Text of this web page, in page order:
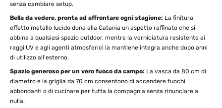
senza cambiare setup.
Bella da vedere, pronta ad affrontare ogni stagione: La finitura
effetto metallo lucido dona alla Catania un aspetto raffinato che si
abbina a qualsiasi spazio outdoor, mentre la verniciatura resistente ai
raggi UV e agli agenti atmosferici la mantiene integra anche dopo anni
di utilizzo all'esterno.
Spazio generoso per un vero fuoco da campo: La vasca da 80 cm di
diametro e la griglia da 70 cm consentono di accendere fuochi
abbondanti o di cucinare per tutta la compagnia senza rinunciare a
nulla.